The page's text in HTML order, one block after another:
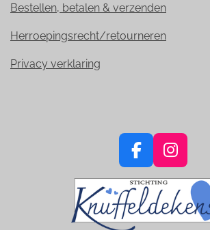
Bestellen, betalen & verzenden
Herroepingsrecht/retourneren
Privacy verklaring
F
c
e
b
I
s
t
a